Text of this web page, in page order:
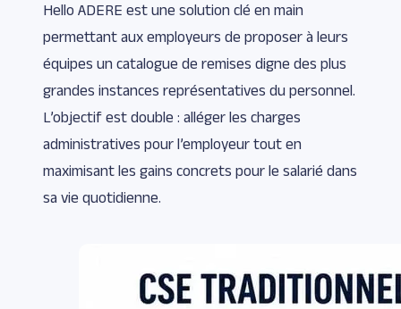
Hello ADERE est une solution clé en main
permettant aux employeurs de proposer à leurs
équipes un catalogue de remises digne des plus
grandes instances représentatives du personnel.
L’objectif est double : alléger les charges
administratives pour l’employeur tout en
maximisant les gains concrets pour le salarié dans
sa vie quotidienne.